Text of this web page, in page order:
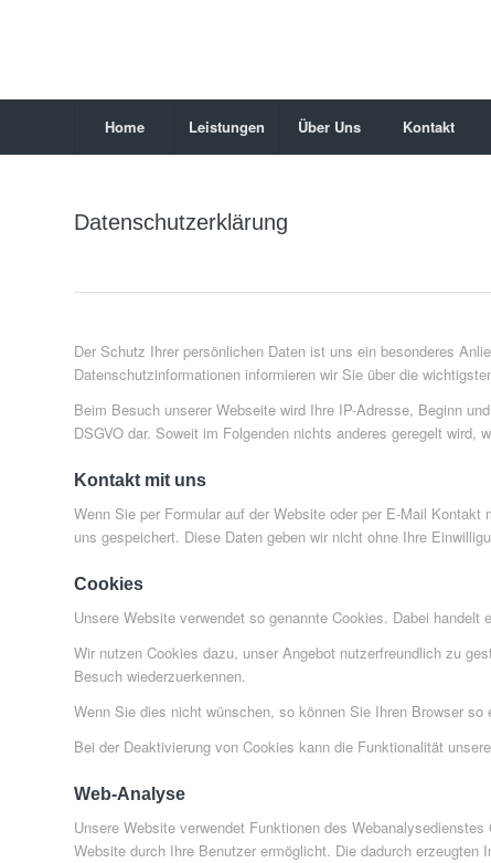
Home Leistungen Über Uns Kontakt
Datenschutzerklärung
Der Schutz Ihrer persönlichen Daten ist uns ein besonderes
Datenschutzinformationen informieren wir Sie über die
Beim Besuch unserer Webseite wird Ihre IP-Adresse, Beginn
DSGVO dar. Soweit im Folgenden nichts anderes geregelt wird,
Kontakt mit uns
Wenn Sie per Formular auf der Website oder per E-Mail
uns gespeichert. Diese Daten geben wir nicht ohne Ihre
Cookies
Unsere Website verwendet so genannte Cookies. Dabei
Wir nutzen Cookies dazu, unser Angebot nutzerfreundlich zu
Besuch wiederzuerkennen.
Wenn Sie dies nicht wünschen, so können Sie Ihren Browser
Bei der Deaktivierung von Cookies kann die Funktionalität
Web-Analyse
Unsere Website verwendet Funktionen des
Website durch Ihre Benutzer ermöglicht. Die dadurch